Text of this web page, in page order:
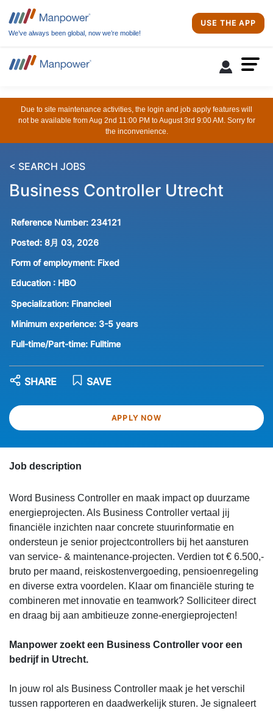
We’ve always been global, now we’re mobile!
USE THE APP
Due to site maintenance activities, the login and job apply features will
not be available from Aug 2nd 11:00 PM to August 3rd 9:00 AM. Sorry for
the inconvenience.
< SEARCH JOBS
Business Controller Utrecht
Reference Number: 234121
Posted: 8月 03, 2026
Form of employment: Fixed
Education : HBO
Specialization: Financieel
Minimum experience: 3-5 years
Full-time/Part-time: Fulltime
APPLY NOW
SAVE
SHARE
Job description
Word Business Controller en maak impact op duurzame
energieprojecten. Als Business Controller vertaal jij
financiële inzichten naar concrete stuurinformatie en
ondersteun je senior projectcontrollers bij het aansturen
van service- & maintenance-projecten. Verdien tot € 6.500,-
bruto per maand, reiskostenvergoeding, pensioenregeling
en diverse extra voordelen. Klaar om financiële sturing te
combineren met innovatie en teamwork? Solliciteer direct
en draag bij aan ambitieuze zonne-energieprojecten!
Manpower zoekt een Business Controller voor een
bedrijf in Utrecht.
In jouw rol als Business Controller maak je het verschil
tussen rapporteren en daadwerkelijk sturen. Je signaleert